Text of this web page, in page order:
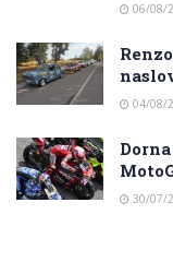
06/08/
04/08/
30/07/